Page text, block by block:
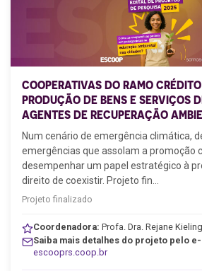
COOPERATIVAS DO RAMO
PRODUÇÃO DE BENS E SERVIÇOS
AGENTES DE RECUPERAÇÃO
Num cenário de emergência climática,
emergências que assolam a promoção
desempenhar um papel estratégico à
direito de coexistir. Projeto fin…
Projeto finalizado
Coordenadora: Profa. Dra. Rejane Kieling
Saiba mais detalhes do projeto pelo
escooprs.coop.br